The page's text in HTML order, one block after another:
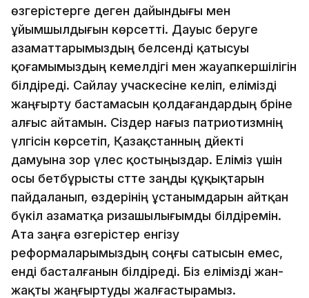
өзгерістерге деген дайындығы мен
ұйымшылдығын көрсетті. Дауыс беруге
азаматтарымыздың белсенді қатысуы
қоғамымыздың кемелдігі мен жауапкершілігін
білдіреді. Сайлау учаскесіне келіп, елімізді
жаңғырту бастамасын қолдағандардың бәріне
алғыс айтамын. Сіздер нағыз патриотизмнің
үлгісін көрсетіп, Қазақстанның дәйекті
дамуына зор үлес қостыңыздар. Еліміз үшін
осы бетбұрысты сәтте заңды құқықтарын
пайдаланып, өздерінің ұстанымдарын айтқан
бүкіл азаматқа ризашылығымды білдіремін.
Ата заңға өзгерістер енгізу
реформаларымыздың соңғы сатысын емес,
енді басталғанын білдіреді. Біз елімізді жан-
жақты жаңғыртуды жалғастырамыз.